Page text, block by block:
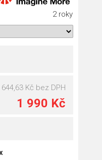
2 roky
644,63 Kč bez DPH
1 990 Kč